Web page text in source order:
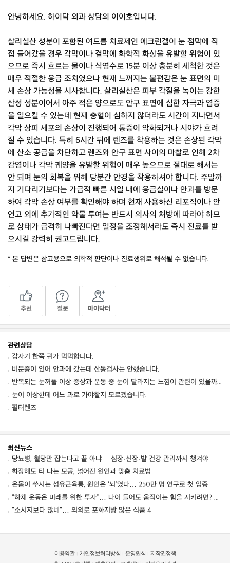
안녕하세요. 하이닥 외과 상담의 이이호입니다.
살리실산 성분이 포함된 여드름 치료제인 에크린겔이 눈 점막에 직
접 들어갔을 경우 각막이나 결막에 화학적 화상을 유발할 위험이 있
으므로 즉시 흐르는 물이나 식염수로 15분 이상 충분히 세척한 것은
매우 적절한 응급 조치였으나 현재 느껴지는 불편감은 눈 표면의 미
세 손상 가능성을 시사합니다. 살리실산은 피부 각질을 녹이는 강한
산성 성분이어서 아주 적은 양으로도 안구 표면에 심한 자극과 염증
을 일으킬 수 있는데 현재 충혈이 심하지 않더라도 시간이 지나면서
각막 상피 세포의 손상이 진행되어 통증이 악화되거나 시야가 흐려
질 수 있습니다. 특히 6시간 뒤에 렌즈를 착용하는 것은 손상된 각막
에 산소 공급을 차단하고 렌즈와 안구 표면 사이의 마찰로 인해 2차
감염이나 각막 궤양을 유발할 위험이 매우 높으므로 절대로 해서는
안 되며 눈의 회복을 위해 당분간 안경을 착용하셔야 합니다. 주말까
지 기다리기보다는 가급적 빠른 시일 내에 응급실이나 안과를 방문
하여 각막 손상 여부를 확인해야 하며 현재 사용하신 리포직이나 안
연고 외에 추가적인 약물 투여는 반드시 의사의 처방에 따라야 하므
로 상태가 급격히 나빠진다면 일정을 조정해서라도 즉시 진료를 받
으시길 강력히 권고드립니다.
* 본 답변은 참고용으로 의학적 판단이나 진료행위로 해석될 수 없습니다.
추천 질문 마이닥터
관련상담
갑자기 한쪽 귀가 먹먹합니다.
비문증이 있어 안과에 갔는데 산동검사는 안했습니다.
반복되는 눈꺼풀 이상 증상과 운동 중 눈이 달라지는 느낌이 관련이 있을까요
눈이 이상한데 어느 과로 가야할지 모르겠습니다.
필터렌즈
최신뉴스
당뇨병, 혈당만 잡는다고 끝 아냐… 심장·신장·발 건강 관리까지 챙겨야
화장해도 티 나는 모공, 넓어진 원인과 맞춤 치료법
온몸이 쑤시는 섬유근육통, 원인은 ‘뇌’였다… 250만 명 연구로 첫 입증
“하체 운동은 미래를 위한 투자”… 나이 들어도 움직이는 힘을 지키려면? ⑦ [평생운동연구소]
"소시지보다 많네"… 의외로 포화지방 많은 식품 4
이용약관 개인정보처리방침 운영원칙
저작권정책